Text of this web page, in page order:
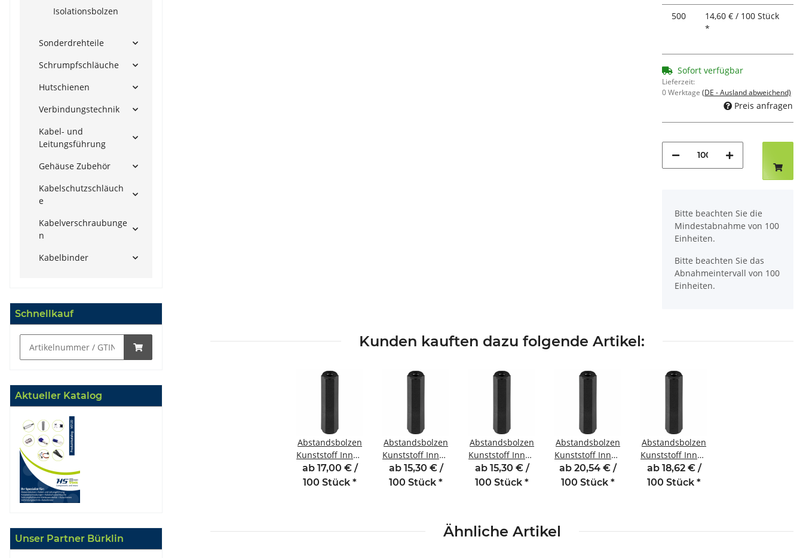
500
14,60 € / 100 Stück
*
Sofort verfügbar
Lieferzeit:
0 Werktage (DE - Ausland abweichend)
Preis anfragen
Bitte beachten Sie die
Mindestabnahme von 100
Einheiten.
Bitte beachten Sie das
Abnahmeintervall von 100
Einheiten.
Kunden kauften dazu folgende Artikel:
Abstandsbolzen
Kunststoff Innen
/Innengewinde
5 mm M2 SW5
ab 17,00 € /
100 Stück *
Abstandsbolzen
Kunststoff Innen
/Innengewinde
8 mm M2 SW5
ab 15,30 € /
100 Stück *
Abstandsbolzen
Kunststoff Innen
/Innengewinde
10 mm M2 SW5
ab 15,30 € /
100 Stück *
Abstandsbolzen
Kunststoff Innen
/Innengewinde
12 mm M2 SW5
ab 20,54 € /
100 Stück *
Abstandsbolzen
Kunststoff Innen
/Innengewinde
15 mm M2 SW5
ab 18,62 € /
100 Stück *
Ähnliche Artikel
Isolationsbolzen
Sonderdrehteile
Schrumpfschläuche
Hutschienen
Verbindungstechnik
Kabel- und
Leitungsführung
Gehäuse Zubehör
Kabelschutzschläuch
e
Kabelverschraubunge
n
Kabelbinder
Schnellkauf
Aktueller Katalog
Unser Partner Bürklin